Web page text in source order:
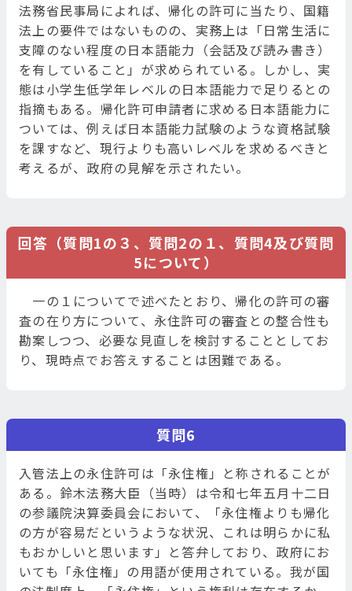
法務省民事局によれば、帰化の許可に当たり、国籍
法上の要件ではないものの、実務上は「日常生活に
支障のない程度の日本語能力（会話及び読み書き）
を有していること」が求められている。しかし、実
態は小学生低学年レベルの日本語能力で足りるとの
指摘もある。帰化許可申請者に求める日本語能力に
ついては、例えば日本語能力試験のような資格試験
を課すなど、現行よりも高いレベルを求めるべきと
考えるが、政府の見解を示されたい。
回答（質問1の３、質問2の１、質問4及び質問
5について）
一の１についてで述べたとおり、帰化の許可の審
査の在り方について、永住許可の審査との整合性も
勘案しつつ、必要な見直しを検討することとしてお
り、現時点でお答えすることは困難である。
質問6
入管法上の永住許可は「永住権」と称されることが
ある。鈴木法務大臣（当時）は令和七年五月十二日
の参議院決算委員会において、「永住権よりも帰化
の方が容易だというような状況、これは明らかに私
もおかしいと思います」と答弁しており、政府にお
いても「永住権」の用語が使用されている。我が国